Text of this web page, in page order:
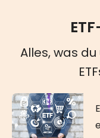
Alles, was